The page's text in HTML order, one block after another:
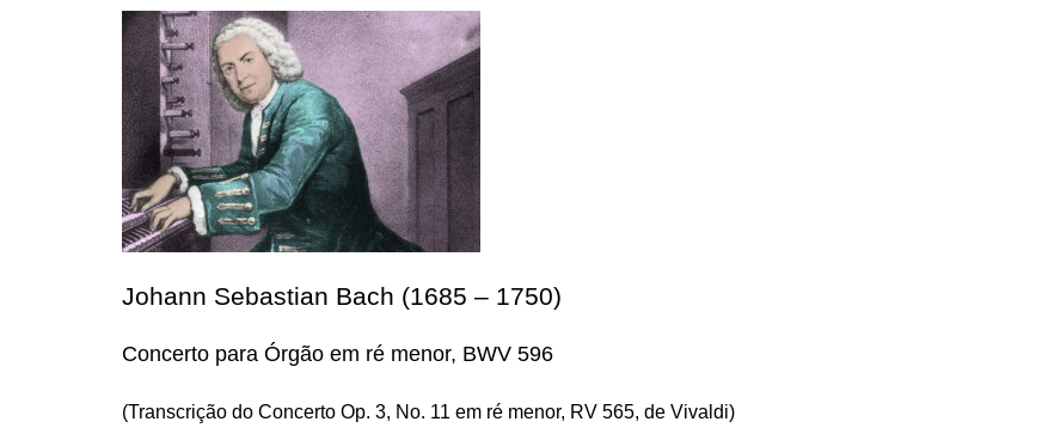
Johann Sebastian Bach (1685 – 1750)
Concerto para Órgão em ré menor, BWV 596
(Transcrição do Concerto Op. 3, No. 11 em ré menor, RV 565, de Vivaldi)